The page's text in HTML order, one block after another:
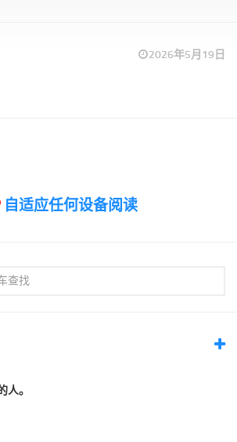
2026年5月19日
自适应任何设备阅读
人。